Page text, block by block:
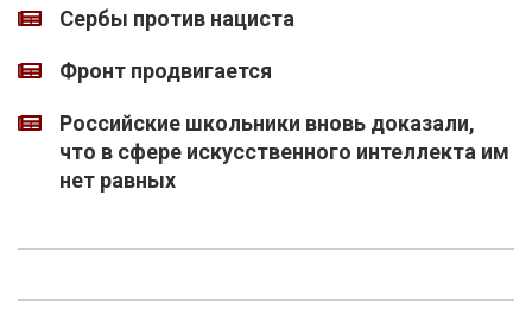
Сербы против нациста
Фронт продвигается
Российские школьники вновь доказали,
что в сфере искусственного интеллекта им
нет равных